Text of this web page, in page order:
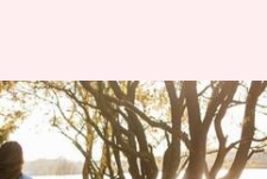
है? जानें इसे
फायदे